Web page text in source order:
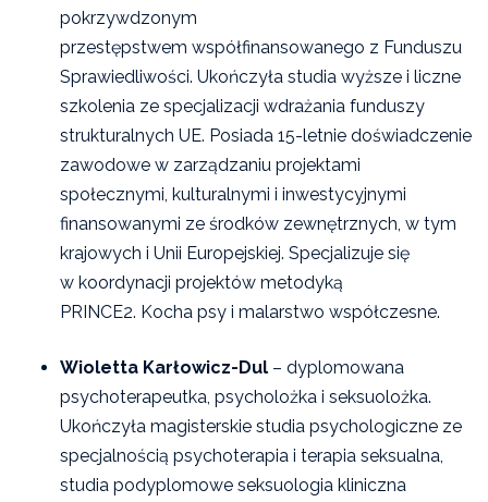
pokrzywdzonym
przestępstwem współfinansowanego z Funduszu
Sprawiedliwości. Ukończyła studia wyższe i liczne
szkolenia ze specjalizacji wdrażania funduszy
strukturalnych UE. Posiada 15-letnie doświadczenie
zawodowe w zarządzaniu projektami
społecznymi, kulturalnymi i inwestycyjnymi
finansowanymi ze środków zewnętrznych, w tym
krajowych i Unii Europejskiej. Specjalizuje się
w koordynacji projektów metodyką
PRINCE2. Kocha psy i malarstwo współczesne.
Wioletta Karłowicz-Dul – dyplomowana
psychoterapeutka, psycholożka i seksuolożka.
Ukończyła magisterskie studia psychologiczne ze
specjalnością psychoterapia i terapia seksualna,
studia podyplomowe seksuologia kliniczna